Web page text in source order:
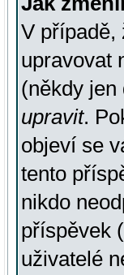
V případě,
upravovat
(někdy jen
upravit.
objeví se
tento
nikdo
příspěvek
uživatelé